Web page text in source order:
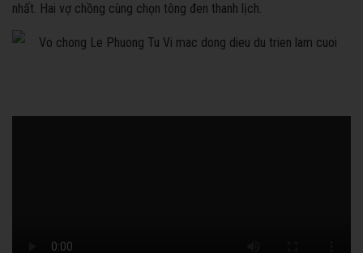
nhất. Hai vợ chồng cùng chọn tông đen thanh lịch.